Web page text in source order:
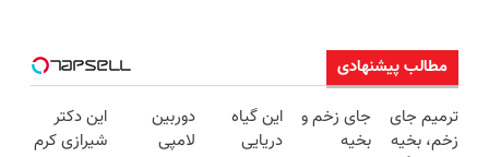
مطالب پیشنهادی
ترمیم جای
زخم، بخیه
جای زخم و
بخیه
این گیاه
دریایی
دوربین
لامپی
این دکتر
شیرازی کرم